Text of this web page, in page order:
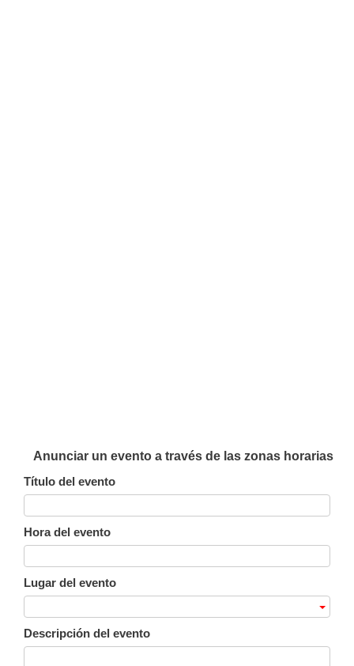
Anunciar un evento a través de las zonas horarias
Título del evento
Hora del evento
Lugar del evento
Descripción del evento